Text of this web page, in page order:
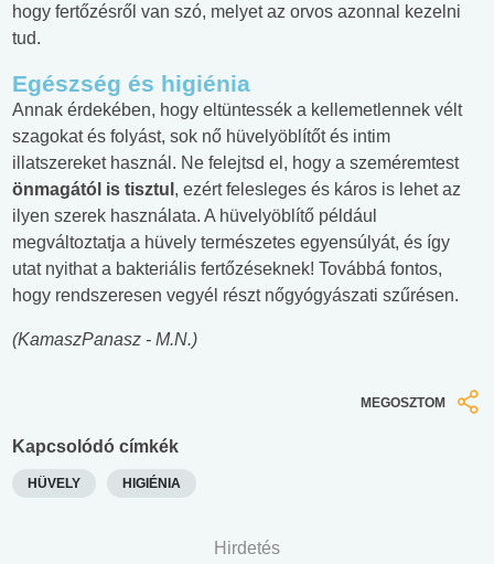
hogy fertőzésről van szó, melyet az orvos azonnal kezelni
tud.
Egészség és higiénia
Annak érdekében, hogy eltüntessék a kellemetlennek vélt
szagokat és folyást, sok nő hüvelyöblítőt és intim
illatszereket használ. Ne felejtsd el, hogy a szeméremtest
önmagától is tisztul , ezért felesleges és káros is lehet az
ilyen szerek használata. A hüvelyöblítő például
megváltoztatja a hüvely természetes egyensúlyát, és így
utat nyithat a bakteriális fertőzéseknek! Továbbá fontos,
hogy rendszeresen vegyél részt nőgyógyászati szűrésen.
(KamaszPanasz - M.N.)
MEGOSZTOM
Kapcsolódó címkék
HÜVELY HIGIÉNIA
Hirdetés